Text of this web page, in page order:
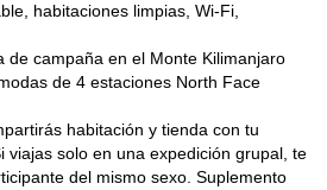
habitaciones limpias, Wi-Fi,
de campaña en el Monte Kilimanjaro
de 4 estaciones North Face
habitación y tienda con tu
viajas solo en una expedición grupal, te
del mismo sexo. Suplemento